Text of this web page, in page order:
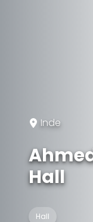
Inde
Hall
Hall